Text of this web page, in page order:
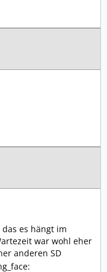
es hängt im
war wohl eher
anderen SD